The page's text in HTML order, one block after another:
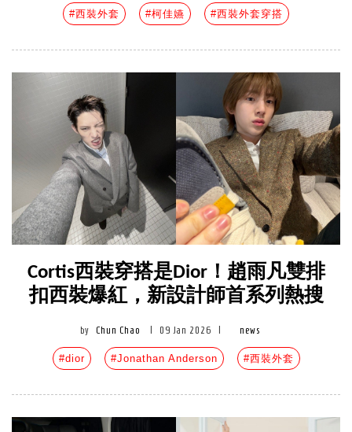
#西裝外套 #柯佳嬿 #西裝外套穿搭
Cortis西裝穿搭是Dior！趙雨凡雙排
扣西裝爆紅，新設計師首系列熱搜
by Chun Chao 09 Jan 2026 news
#dior #Jonathan Anderson #西裝外套